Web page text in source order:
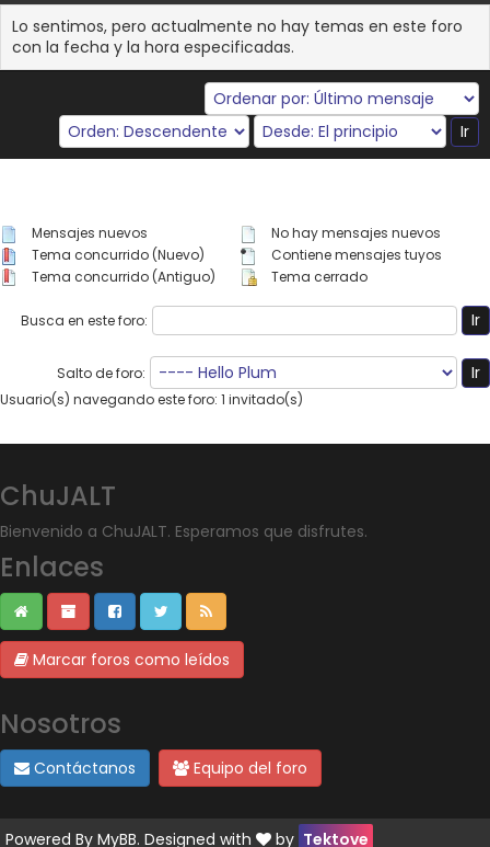
Lo sentimos, pero actualmente no hay temas en este foro
con la fecha y la hora especificadas.
Mensajes nuevos
Tema concurrido (Nuevo)
Tema concurrido (Antiguo)
No hay mensajes nuevos
Contiene mensajes tuyos
Tema cerrado
Busca en este foro:
Salto de foro:
Usuario(s) navegando este foro: 1 invitado(s)
ChuJALT
Bienvenido a ChuJALT. Esperamos que disfrutes.
Enlaces
Marcar foros como leídos
Nosotros
Contáctanos Equipo del foro
Powered By MyBB. Designed with by Tektove